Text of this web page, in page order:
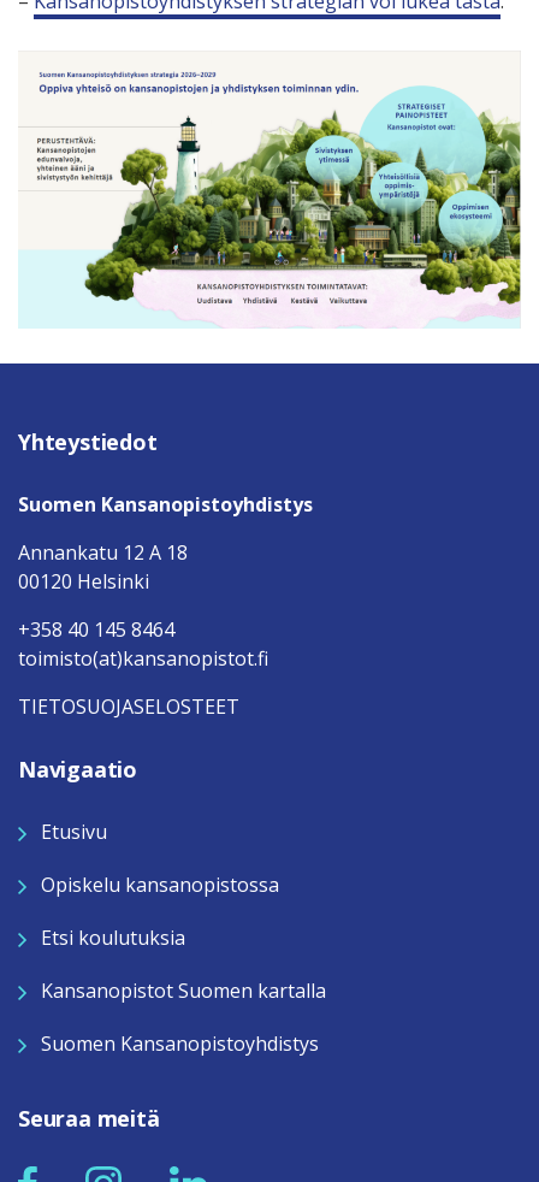
Yhteystiedot
Suomen Kansanopistoyhdistys
Annankatu 12 A 18
00120 Helsinki
+358 40 145 8464
toimisto(at)kansanopistot.fi
TIETOSUOJASELOSTEET
Navigaatio
Etusivu
Opiskelu kansanopistossa
Etsi koulutuksia
Kansanopistot Suomen kartalla
Suomen Kansanopistoyhdistys
Seuraa meitä